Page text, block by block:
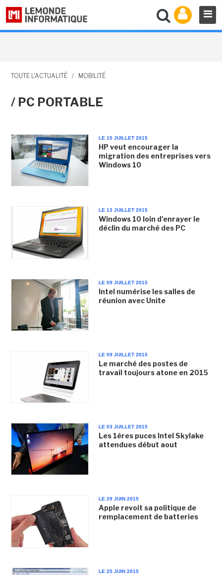
TOUTE L'ACTUALITÉ / MOBILITÉ
/ PC PORTABLE
LE 15 JUILLET 2015
HP veut encourager la
migration des entreprises vers
Windows 10
LE 13 JUILLET 2015
Windows 10 loin d'enrayer le
déclin du marché des PC
LE 09 JUILLET 2015
Intel numérise les salles de
réunion avec Unite
LE 09 JUILLET 2015
Le marché des postes de
travail toujours atone en 2015
LE 03 JUILLET 2015
Les 1ères puces Intel Skylake
attendues début aout
LE 29 JUIN 2015
Apple revoit sa politique de
remplacement de batteries
LE 25 JUIN 2015